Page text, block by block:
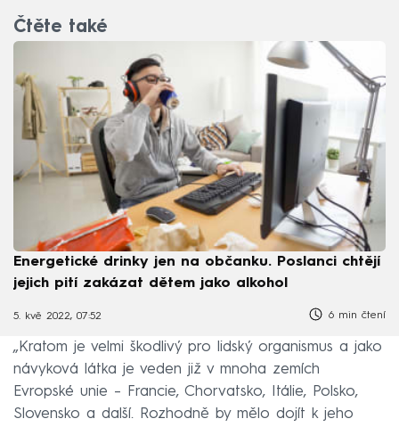
Čtěte také
Energetické drinky jen na občanku. Poslanci chtějí
jejich pití zakázat dětem jako alkohol
5. kvě 2022, 07:52 6 min čtení
„Kratom je velmi škodlivý pro lidský organismus a jako
návyková látka je veden již v mnoha zemích
Evropské unie – Francie, Chorvatsko, Itálie, Polsko,
Slovensko a další. Rozhodně by mělo dojít k jeho